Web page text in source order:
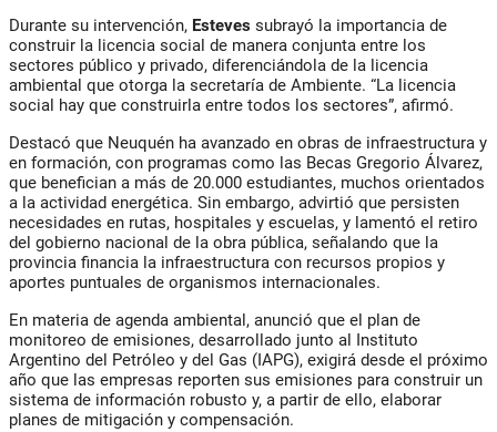
Durante su intervención, Esteves subrayó la importancia de
construir la licencia social de manera conjunta entre los
sectores público y privado, diferenciándola de la licencia
ambiental que otorga la secretaría de Ambiente. “La licencia
social hay que construirla entre todos los sectores”, afirmó.
Destacó que Neuquén ha avanzado en obras de infraestructura y
en formación, con programas como las Becas Gregorio Álvarez,
que benefician a más de 20.000 estudiantes, muchos orientados
a la actividad energética. Sin embargo, advirtió que persisten
necesidades en rutas, hospitales y escuelas, y lamentó el retiro
del gobierno nacional de la obra pública, señalando que la
provincia financia la infraestructura con recursos propios y
aportes puntuales de organismos internacionales.
En materia de agenda ambiental, anunció que el plan de
monitoreo de emisiones, desarrollado junto al Instituto
Argentino del Petróleo y del Gas (IAPG), exigirá desde el próximo
año que las empresas reporten sus emisiones para construir un
sistema de información robusto y, a partir de ello, elaborar
planes de mitigación y compensación.